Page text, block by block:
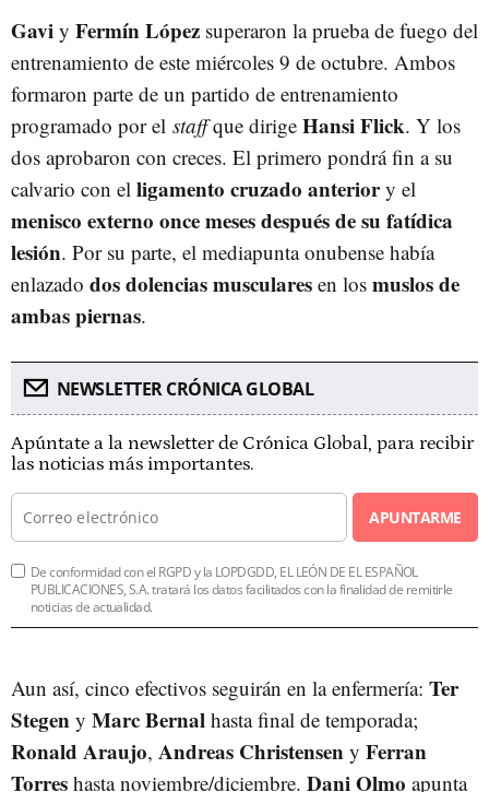
Gavi y Fermín López superaron la prueba de fuego del
entrenamiento de este miércoles 9 de octubre. Ambos
formaron parte de un partido de entrenamiento
programado por el staffque dirige Hansi Flick. Y los
dos aprobaron con creces. El primero pondrá fin a su
calvario con el ligamento cruzado anteriory el
menisco externo once meses después de su fatídica
lesión. Por su parte, el mediapunta onubense había
enlazado dos dolencias musculares en los muslos de
ambas piernas.
NEWSLETTER CRÓNICA GLOBAL
Apúntate a la newsletter de Crónica Global, para recibir
las noticias más importantes.
APUNTARME
De conformidad con el RGPD y la LOPDGDD, EL LEÓN DE EL ESPAÑOL
PUBLICACIONES, S.A. tratará los datos facilitados con la finalidad de remitirle
noticias de actualidad.
Aun así, cinco efectivos seguirán en la enfermería: Ter
Stegen y Marc Bernal hasta final de temporada;
Ronald Araujo, Andreas Christensen y Ferran
Torres hasta noviembre/diciembre. Dani Olmo apunta